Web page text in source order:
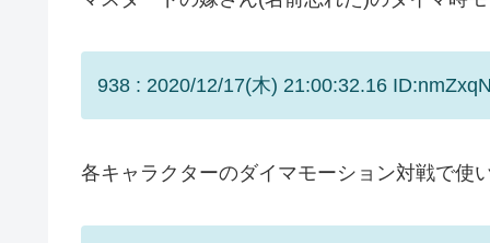
938 : 2020/12/17(木) 21:00:32.16
各キャラクターのダイマモーション対戦で使